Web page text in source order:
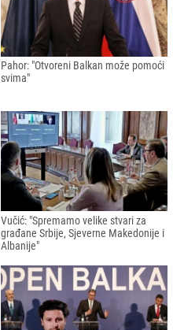
Pahor: "Otvoreni Balkan može pomoći
svima"
Vučić: "Spremamo velike stvari za
građane Srbije, Sjeverne Makedonije i
Albanije"